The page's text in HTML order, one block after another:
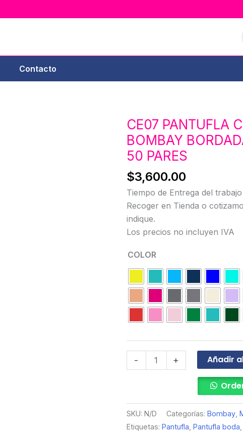
Contacto
CE07 PANTUFLA
BOMBAY
50 PARES
$3,600.00
Tiempo de Entrega del
Recoger en Tienda o
indique.
Los precios no incluyen IVA
COLOR
-
CE07
PANTUFLA
CERRADA
BOMBAY
BORDADA
50
PARES
cantidad
+ Añadir
SKU: N/D Categorías: Bombay,
Etiquetas: Pantufla Pantufla boda